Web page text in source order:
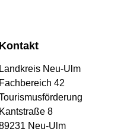
Kontakt
Landkreis Neu-Ulm
Fachbereich 42
Kantstraße 8
Neu-Ulm